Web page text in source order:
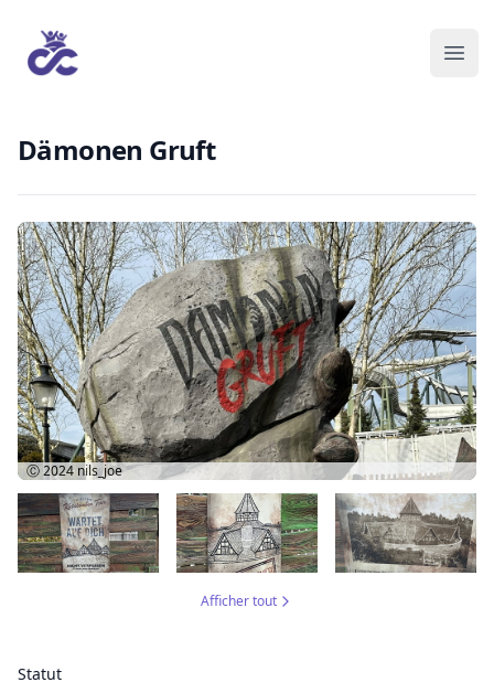
Dämonen Gruft
Statut
Ⓒ 2024nils_joe
Afficher tout